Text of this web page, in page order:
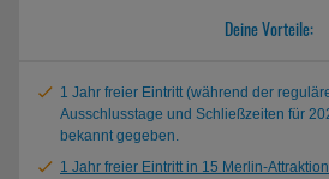
Deine Vorteile:
1 Jahr freier Eintritt (während der
Ausschlusstage und Schließzeiten für
bekannt gegeben.
1 Jahr freier Eintritt in 15 Merlin-